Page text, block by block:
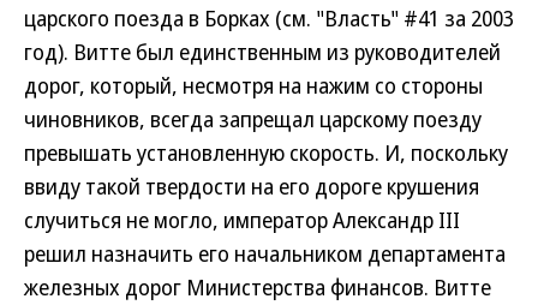
царского поезда в Борках (см. "Власть" #41 за 2003
год). Витте был единственным из руководителей
дорог, который, несмотря на нажим со стороны
чиновников, всегда запрещал царскому поезду
превышать установленную скорость. И, поскольку
ввиду такой твердости на его дороге крушения
случиться не могло, император Александр III
решил назначить его начальником департамента
железных дорог Министерства финансов. Витте